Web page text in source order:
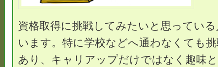
資格取得に挑戦してみたいと思ってい
います。特に学校などへ通わなくても
あり、キャリアップだけではなく趣味